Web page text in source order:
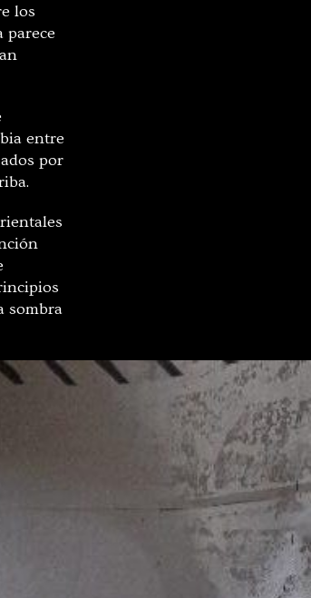
los
parece
entre
por
sombra